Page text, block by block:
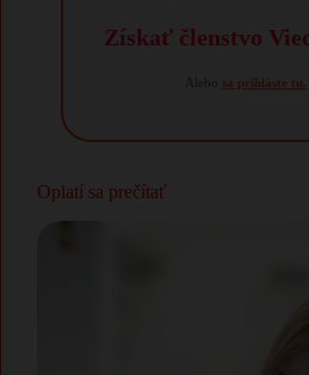
Získať členstvo
Alebo sa prihláste tu.
Oplatí sa prečítať